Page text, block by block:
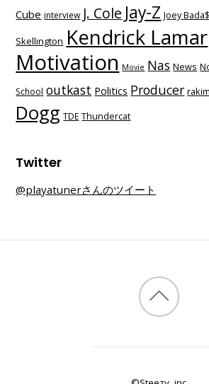
Cube interview J. Cole Jay-Z Joey
Skellington Kendrick Lamar
Motivation Movie Nas News
School outkast Politics Producer rakim
Dogg TDE Thundercat
Twitter
@playatunerさんのツイート